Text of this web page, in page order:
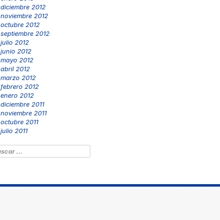
diciembre 2012
noviembre 2012
octubre 2012
septiembre 2012
julio 2012
junio 2012
mayo 2012
abril 2012
marzo 2012
febrero 2012
enero 2012
diciembre 2011
noviembre 2011
octubre 2011
julio 2011